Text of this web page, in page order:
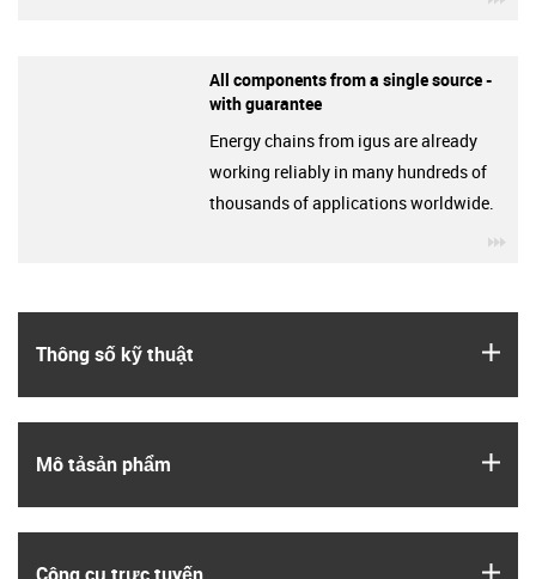
Thông số kỹ thuật
Mô tả­sản phẩm
All components from a single source -
with guarantee
Energy chains from igus are already
working reliably in many hundreds of
thousands of applications worldwide.